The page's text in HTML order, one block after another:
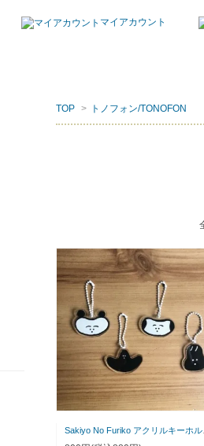
マイアカウント
TOP > トノフォン/TONOFON